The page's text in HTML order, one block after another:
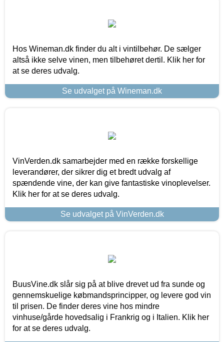
Hos Wineman.dk finder du alt i vintilbehør. De sælger
altså ikke selve vinen, men tilbehøret dertil. Klik her for
at se deres udvalg.
Se udvalget på Wineman.dk
VinVerden.dk samarbejder med en række forskellige
leverandører, der sikrer dig et bredt udvalg af
spændende vine, der kan give fantastiske vinoplevelser.
Klik her for at se deres udvalg.
Se udvalget på VinVerden.dk
BuusVine.dk slår sig på at blive drevet ud fra sunde og
gennemskuelige købmandsprincipper, og levere god vin
til prisen. De finder deres vine hos mindre
vinhuse/gårde hovedsalig i Frankrig og i Italien. Klik her
for at se deres udvalg.